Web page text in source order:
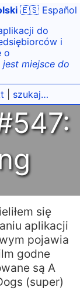
🇪🇸 Español
do
i
o
miejsce do
szukaj…
się
aplikacji
pojawia
godne
są A
(super)